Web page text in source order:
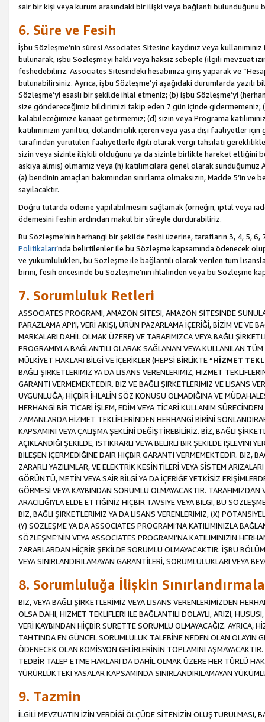
sair bir kişi veya kurum arasındaki bir ilişki veya bağlantı bulunduğunu
6. Süre ve Fesih
İşbu Sözleşme’nin süresi Associates Sitesine kaydınız veya
bulunarak, işbu Sözleşmeyi haklı veya haksız sebeple (ilgili mevzuat
feshedebiliriz. Associates Sitesindeki hesabınıza giriş yaparak ve
bulunabilirsiniz. Ayrıca, işbu Sözleşme’yi aşağıdaki durumlarda yazılı
Sözleşme’yi esaslı bir şekilde ihlal etmeniz; (b) işbu Sözleşme’yi
size göndereceğimiz bildirimizi takip eden 7 gün içinde gidermemeniz;
kalabileceğimize kanaat getirmemiz; (d) sizin veya Programa
katılımınızın yanıltıcı, dolandırıcılık içeren veya yasa dışı
tarafından yürütülen faaliyetlerle ilgili olarak vergi tahsilatı
sizin veya sizinle ilişkili olduğunu ya da sizinle birlikte hareket ettiğini
askıya almış) olmamız veya (h) katılımcılara genel olarak
(a) bendinin amaçları bakımından sınırlama olmaksızın, Madde 5’in
sayılacaktır.
Doğru tutarda ödeme yapılabilmesini sağlamak (örneğin, iptal veya
ödemesini feshin ardından makul bir süreyle durdurabiliriz.
Bu Sözleşme’nin herhangi bir şekilde feshi üzerine, tarafların 3, 4, 5,
Politikaları’nda belirtilenler ile bu Sözleşme kapsamında ödenecek
ve yükümlülükleri, bu Sözleşme ile bağlantılı olarak verilen tüm
birini, fesih öncesinde bu Sözleşme’nin ihlalinden veya bu Sözleşme
7. Sorumluluk Retleri
ASSOCIATES PROGRAMI, AMAZON SİTESİ, AMAZON SİTESİNDE
PARAZLAMA API’I, VERİ AKIŞI, ÜRÜN PAZARLAMA İÇERİĞİ, BİZİM VE VE
MARKALARI DAHİL OLMAK ÜZERE) VE TARAFIMIZCA VEYA BAĞLI
PROGRAMIYLA BAĞLANTILI OLARAK SAĞLANAN VEYA KULLANILAN
MÜLKİYET HAKLARI BİLGİ VE İÇERİKLER (HEPSİ BİRLİKTE “HİZMET
BAĞLI ŞİRKETLERİMİZ YA DA LİSANS VERENLERİMİZ, HİZMET
GARANTİ VERMEMEKTEDİR. BİZ VE BAĞLI ŞİRKETLERİMİZ VE LİSANS
UYGUNLUĞA, HİÇBİR İHLALİN SÖZ KONUSU OLMADIĞINA VE
HERHANGİ BİR TİCARİ İŞLEM, EDİM VEYA TİCARİ KULLANIM
ZAMANLARDA HİZMET TEKLİFLERİNDEN HERHANGİ BİRİNİ
KAPSAMINI VEYA ÇALIŞMA ŞEKLİNİ DEĞİŞTİREBİLİRİZ. BİZ, BAĞLI
AÇIKLANDIĞI ŞEKİLDE, İSTİKRARLI VEYA BELİRLİ BİR ŞEKİLDE İŞLEVİNİ
BİLEŞEN İÇERMEDİĞİNE DAİR HİÇBİR GARANTİ VERMEMEKTEDİR. BİZ,
ZARARLI YAZILIMLAR, VE ELEKTRİK KESİNTİLERİ VEYA SİSTEM
GÖRÜNTÜ, METİN VEYA SAİR BİLGİ YA DA İÇERİĞE YETKİSİZ
GÖRMESİ VEYA KAYBINDAN SORUMLU OLMAYACAKTIR.
ARACILIĞIYLA ELDE ETTİĞİNİZ HİÇBİR TAVSİYE VEYA BİLGİ, BU
BİZ, BAĞLI ŞİRKETLERİMİZ YA DA LİSANS VERENLERİMİZ, (X)
(Y) SÖZLEŞME YA DA ASSOCIATES PROGRAMI’NA KATILIMINIZLA
SÖZLEŞME’NİN VEYA ASSOCIATES PROGRAMI’NA KATILIMINIZIN
ZARARLARDAN HİÇBİR ŞEKİLDE SORUMLU OLMAYACAKTIR. İŞBU
VEYA SINIRLANDIRILAMAYAN GARANTİLERİ, SORUMLULUKLARI VEYA
8. Sorumluluğa İlişkin
BİZ, VEYA BAĞLI ŞİRKETLERİMİZ VEYA LİSANS VERENLERİMİZDEN
OLSA DAHİ, HİZMET TEKLİFLERİ İLE BAĞLANTILI DOLAYLI, ARIZİ,
VERİ KAYBINDAN HİÇBİR SURETTE SORUMLU OLMAYACAĞIZ. AYRICA,
TAHTINDA EN GÜNCEL SORUMLULUK TALEBİNE NEDEN OLAN OLAYIN
ÖDENECEK OLAN KOMİSYON GELİRLERİNİN TOPLAMINI
TEDBİR TALEP ETME HAKLARI DA DAHİL OLMAK ÜZERE HER TÜRLÜ
YÜRÜRLÜKTEKİ YASALAR KAPSAMINDA SINIRLANDIRILAMAYAN
9. Tazmin
İLGİLİ MEVZUATIN İZİN VERDİĞİ ÖLÇÜDE SİTENİZİN OLUŞTURULMASI,